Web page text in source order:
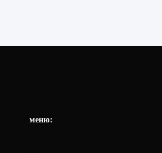
меню: